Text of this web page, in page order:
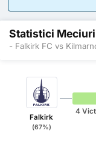
Statistici
- Falkirk FC vs
Falkirk
(67%)
4